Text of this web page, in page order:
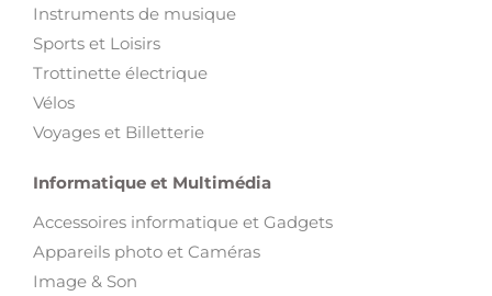
Instruments de musique
Sports et Loisirs
Trottinette électrique
Vélos
Voyages et Billetterie
Informatique et Multimédia
Accessoires informatique et Gadgets
Appareils photo et Caméras
Image & Son